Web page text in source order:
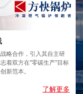
略合作，引入其自主研
着双方在"零碳生产"目标
新范本。
了解更多